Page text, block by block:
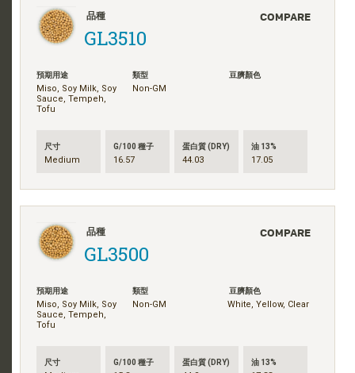
品種
GL3510
預期用途
Miso, Soy Milk, Soy
Sauce, Tempeh,
Tofu
類型
Non-GM
豆臍顏色
尺寸
Medium
G/100 種子
16.57
蛋白質 (DRY)
44.03
油 13%
17.05
COMPARE
品種
GL3500
預期用途
Miso, Soy Milk, Soy
Sauce, Tempeh,
Tofu
類型
Non-GM
豆臍顏色
White, Yellow, Clear
尺寸 G/100 種子 蛋白質 (DRY) 油 13%
COMPARE